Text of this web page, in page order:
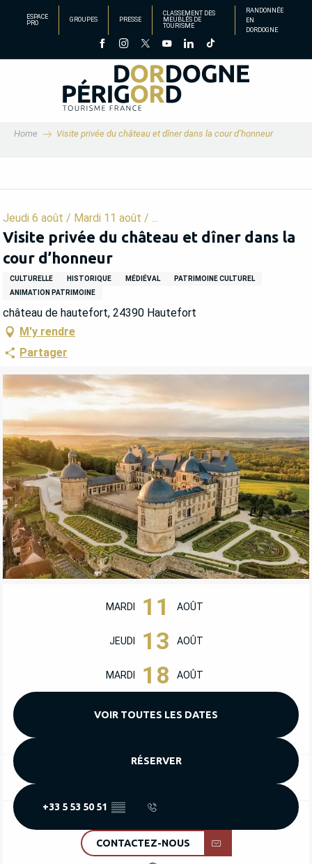
principal
ESPACE
PRO
GROUPES PRESSE
CLASSEMENT DES
MEUBLÉS DE
TOURISME
RANDONNÉE
EN
DORDOGNE
Home Visite privée du château et dîner dans la cour d’honneur
Jeudi 6 août / Mardi 11 août / ...
Visite privée du château et dîner dans la
cour d’honneur
CULTURELLE HISTORIQUE MÉDIÉVAL
PATRIMOINE CULTUREL
ANIMATION PATRIMOINE
château de hautefort, 24390 Hautefort
M'y rendre
Partager
OUVERTURE ET COORDONNÉES
MARDI 11 AOÛT
JEUDI 13 AOÛT
MARDI 18 AOÛT
VOIR TOUTES LES DATES
RÉSERVER
+33 5 53 50 51 ▒▒
CONTACTEZ-NOUS